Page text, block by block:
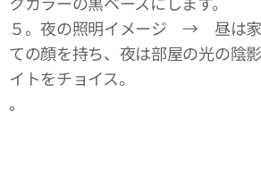
５。夜の照明イメージ → 昼は家
ての顔を持ち、夜は部屋の光の陰
イトをチョイス。
。